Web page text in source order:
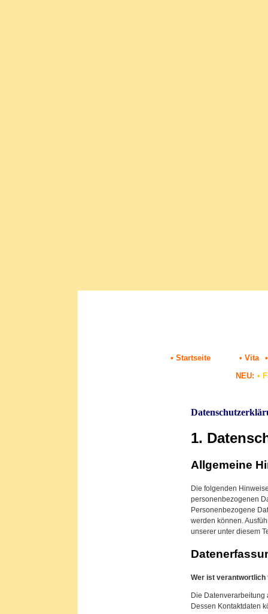
• Startseite • Vita •
NEU: •
1.
Allgemeine
Die folgenden
personenbezogenen
Personenbezogene
werden können.
unserer unter diesem
Wer ist verantwortlich
Die Datenverarbeitung
Dessen Kontaktdaten